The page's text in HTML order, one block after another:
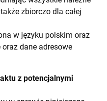
zbiorczo dla całej
w języku polskim oraz
dane adresowe
z potencjalnymi